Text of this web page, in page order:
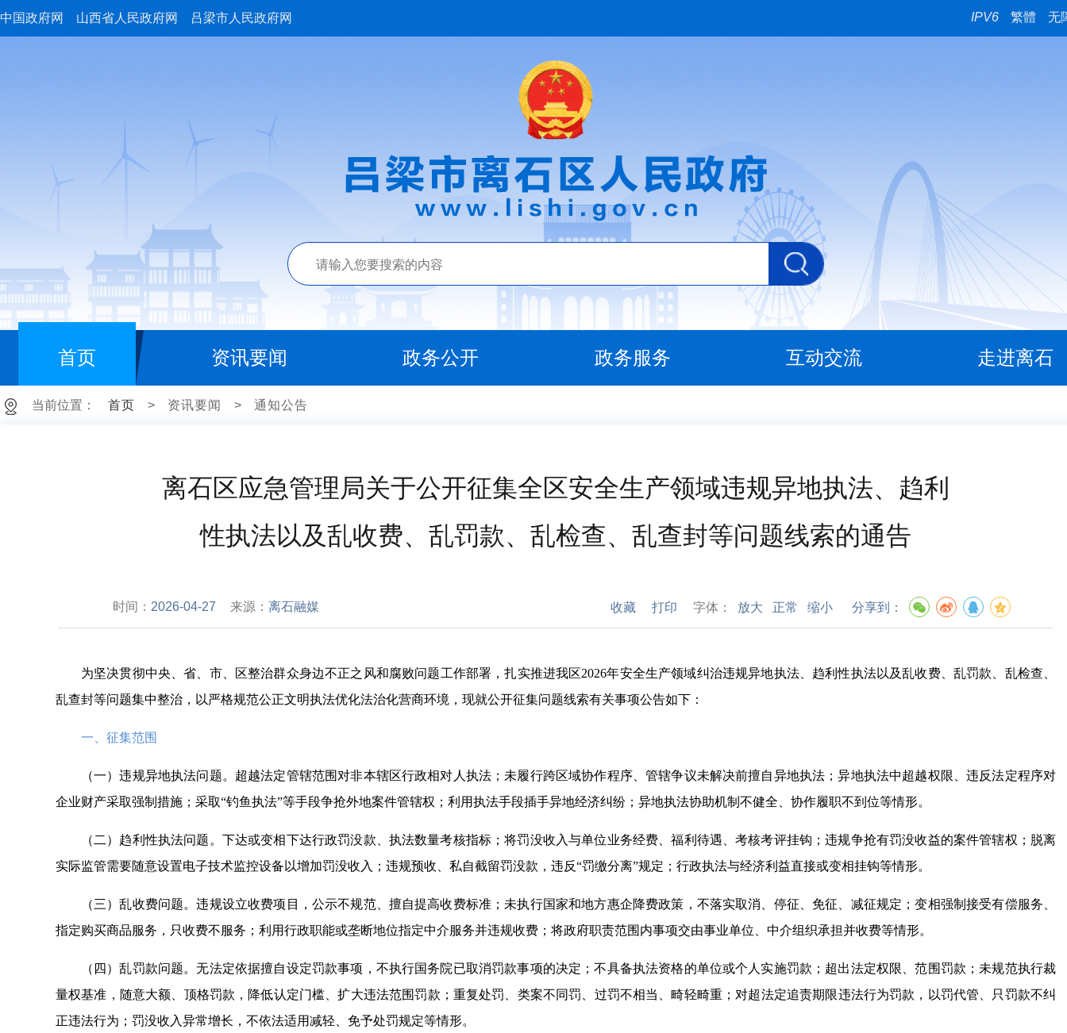
中国政府网 山西省人民政府网 吕梁市人民政府网 IPV6 繁體 无
首页 资讯要闻 政务公开 政务服务 互动交流 走进离石
当前位置： 首页 > 资讯要闻 > 通知公告
离石区应急管理局关于公开征集全区安全生产领域违规异地执法、趋利
性执法以及乱收费、乱罚款、乱检查、乱查封等问题线索的通告
时间： 2026-04-27 来源：离石融媒 收藏 打印 字体： 放大 正常 缩小 分享到：
为坚决贯彻中央、省、市、区整治群众身边不正之风和腐败问题工作部署，扎实推进我区2026年安全生产领域纠治违规异地执法、趋利性执法以及乱收费、乱罚款、乱检查、
乱查封等问题集中整治，以严格规范公正文明执法优化法治化营商环境，现就公开征集问题线索有关事项公告如下：
一、征集范围
（一）违规异地执法问题。超越法定管辖范围对非本辖区行政相对人执法；未履行跨区域协作程序、管辖争议未解决前擅自异地执法；异地执法中超越权限、违反法定程序对
企业财产采取强制措施；采取“钓鱼执法”等手段争抢外地案件管辖权；利用执法手段插手异地经济纠纷；异地执法协助机制不健全、协作履职不到位等情形。
（二）趋利性执法问题。下达或变相下达行政罚没款、执法数量考核指标；将罚没收入与单位业务经费、福利待遇、考核考评挂钩；违规争抢有罚没收益的案件管辖权；脱离
实际监管需要随意设置电子技术监控设备以增加罚没收入；违规预收、私自截留罚没款，违反“罚缴分离”规定；行政执法与经济利益直接或变相挂钩等情形。
（三）乱收费问题。违规设立收费项目，公示不规范、擅自提高收费标准；未执行国家和地方惠企降费政策，不落实取消、停征、免征、减征规定；变相强制接受有偿服务、
指定购买商品服务，只收费不服务；利用行政职能或垄断地位指定中介服务并违规收费；将政府职责范围内事项交由事业单位、中介组织承担并收费等情形。
（四）乱罚款问题。无法定依据擅自设定罚款事项，不执行国务院已取消罚款事项的决定；不具备执法资格的单位或个人实施罚款；超出法定权限、范围罚款；未规范执行裁
量权基准，随意大额、顶格罚款，降低认定门槛、扩大违法范围罚款；重复处罚、类案不同罚、过罚不相当、畸轻畸重；对超法定追责期限违法行为罚款，以罚代管、只罚款不纠
正违法行为；罚没收入异常增长，不依法适用减轻、免予处罚规定等情形。